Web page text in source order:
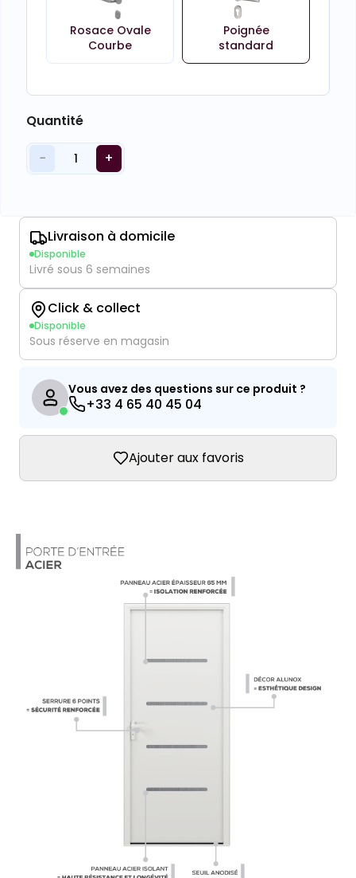
Rosace Ovale
Courbe
Poignée
standard
Quantité
− 1 +
Livraison à domicile
Disponible
Livré sous 6 semaines
Click & collect
Disponible
Sous réserve en magasin
Vous avez des questions sur ce produit ?
+33 4 65 40 45 04
Ajouter aux favoris